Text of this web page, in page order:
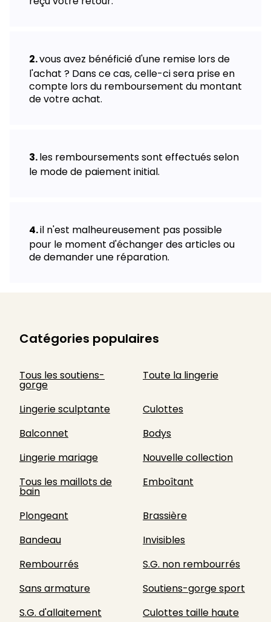
vous avez bénéficié d'une remise lors de
l'achat ? Dans ce cas, celle-ci sera prise en
compte lors du remboursement du montant
de votre achat.
les remboursements sont effectués selon
le mode de paiement initial.
il n'est malheureusement pas possible
pour le moment d'échanger des articles ou
de demander une réparation.
Catégories populaires
Tous les soutiens-
gorge
Toute la lingerie
Lingerie sculptante
Culottes
Balconnet
Bodys
Lingerie mariage
Nouvelle collection
Tous les maillots de
bain
Emboîtant
Plongeant
Brassière
Bandeau
Invisibles
Rembourrés
S.G. non rembourrés
Sans armature
Soutiens-gorge sport
S.G. d'allaitement
Culottes taille haute